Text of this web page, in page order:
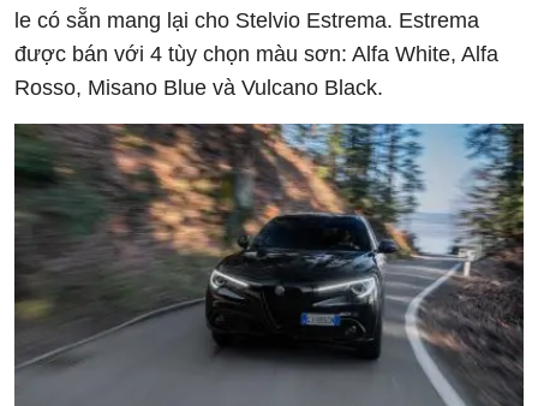
le có sẵn mang lại cho Stelvio Estrema. Estrema
được bán với 4 tùy chọn màu sơn: Alfa White, Alfa
Rosso, Misano Blue và Vulcano Black.